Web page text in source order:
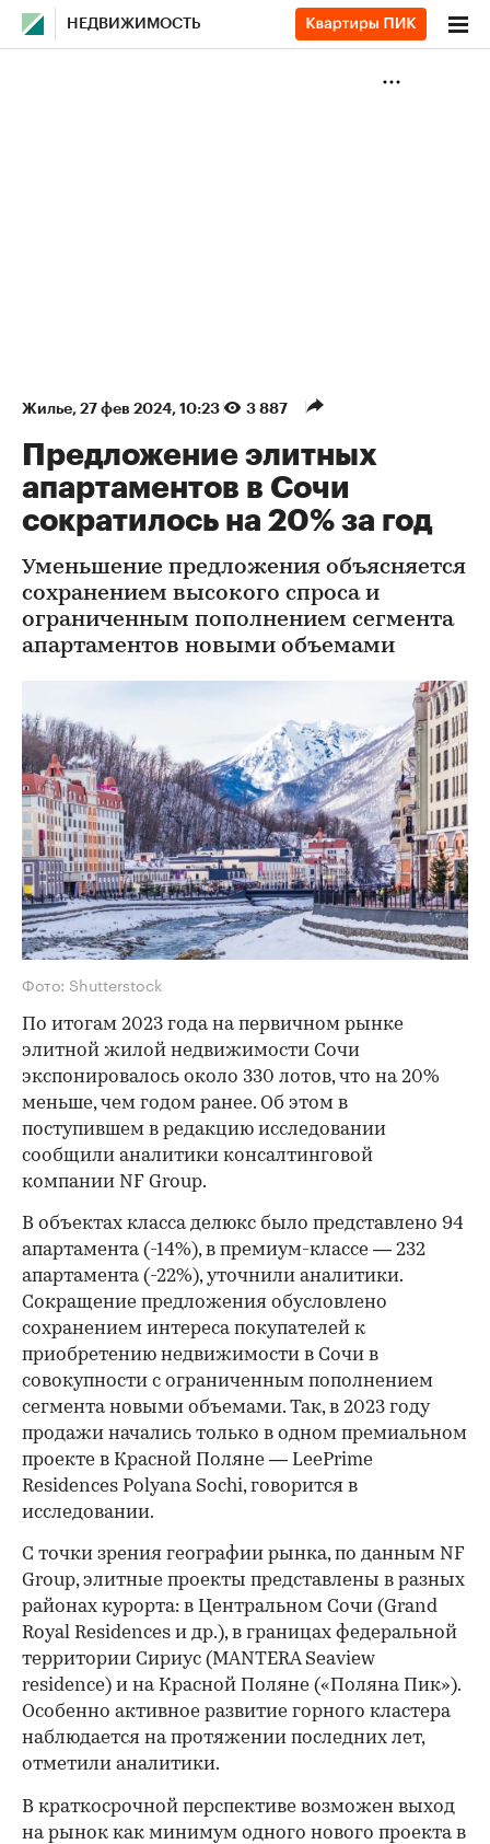
НЕДВИЖИМОСТЬ
Жилье⁠, 27 фев 2024, 10:23 3 887
Предложение элитных
апартаментов в Сочи
сократилось на 20% за год
Уменьшение предложения объясняется
сохранением высокого спроса и
ограниченным пополнением сегмента
апартаментов новыми объемами
Фото: Shutterstock
По итогам 2023 года на первичном рынке
элитной жилой недвижимости Сочи
экспонировалось около 330 лотов, что на 20%
меньше, чем годом ранее. Об этом в
поступившем в редакцию исследовании
сообщили аналитики консалтинговой
компании NF Group.
В объектах класса делюкс было представлено 94
апартамента (-14%), в премиум-классе — 232
апартамента (-22%), уточнили аналитики.
Сокращение предложения обусловлено
сохранением интереса покупателей к
приобретению недвижимости в Сочи в
совокупности с ограниченным пополнением
сегмента новыми объемами. Так, в 2023 году
продажи начались только в одном премиальном
проекте в Красной Поляне — LeePrime
Residences Polyana Sochi, говорится в
исследовании.
С точки зрения географии рынка, по данным NF
Group, элитные проекты представлены в разных
районах курорта: в Центральном Сочи (Grand
Royal Residences и др.), в границах федеральной
территории Сириус (MANTERA Seaview
residence) и на Красной Поляне («Поляна Пик»).
Особенно активное развитие горного кластера
наблюдается на протяжении последних лет,
отметили аналитики.
В краткосрочной перспективе возможен выход
на рынок как минимум одного нового проекта в